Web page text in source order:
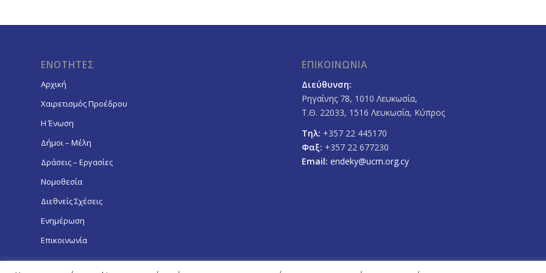
ΕΝΟΤΗΤΕΣ
Αρχική
Χαιρετισμός Προέδρου
Η Ένωση
Δήμοι – Μέλη
Δράσεις – Εργασίες
Νομοθεσία
Διεθνείς Σχέσεις
Ενημέρωση
Επικοινωνία
ΕΠΙΚΟΙΝΩΝΙΑ
Διεύθυνση:
Ρηγαίνης 78, 1010 Λευκωσία,
Τ.Θ. 22033, 1516 Λευκωσία, Κύπρος
Τηλ: +357 22 445170
Φαξ: +357 22 677230
Email: endeky@ucm.org.cy